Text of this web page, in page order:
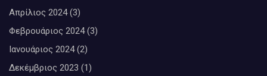
Απρίλιος 2024(3)
Φεβρουάριος 2024(3)
Ιανουάριος 2024(2)
Δεκέμβριος 2023 (1)